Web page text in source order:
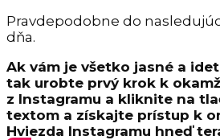
Pravdepodobne do
dňa.
Ak vám je všetko jasné a
tak urobte prvý krok k
z Instagramu a kliknite na
textom a získajte prístup k
Hviezda Instagramu hneď